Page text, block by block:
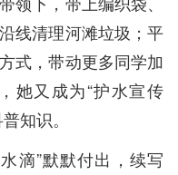
线清理河滩垃圾；平
式，带动更多同学加
她又成为“护水宣传
知识。
滴”默默付出，续写